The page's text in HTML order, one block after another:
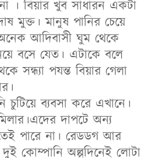
। বিয়ার খুব সাধারন একটা
মুক্ত। মানুষ পানির চেয়ে
আদিবাসী ঘুম থেকে
বসে যেত। এটাকে বলে
সন্ধ্যা পযন্ত বিয়ার গেলা
চুটিয়ে ব্যবসা করে এখানে।
দাপটে অন্য
পারে না। রেডডগ আর
কোম্পানি অল্পদিনেই লোটা